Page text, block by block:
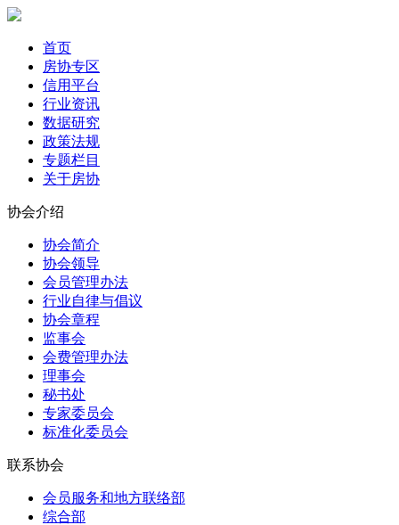
首页
房协专区
信用平台
行业资讯
数据研究
政策法规
专题栏目
关于房协
协会介绍
协会简介
协会领导
会员管理办法
行业自律与倡议
协会章程
监事会
会费管理办法
理事会
秘书处
专家委员会
标准化委员会
联系协会
会员服务和地方联络部
综合部